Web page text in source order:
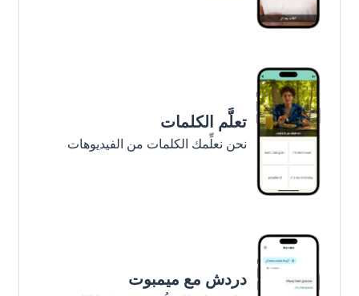
تعلَّم الكلمات
نحن نعلِّمك الكلمات من الفيديوهات
دردش مع ميمبوت